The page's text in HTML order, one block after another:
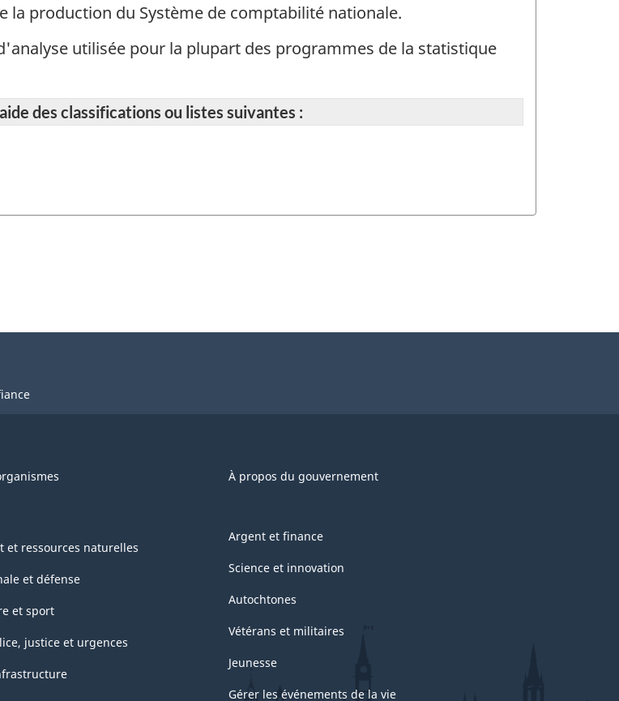
la production du Système de comptabilité nationale.
utilisée pour la plupart des programmes de la statistique
des classifications ou listes suivantes :
À propos du gouvernement
et ressources naturelles
et défense
et sport
justice et urgences
Argent et finance
Science et innovation
Autochtones
Vétérans et militaires
Jeunesse
Gérer les événements de la vie